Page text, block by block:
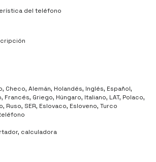
del teléfono
Checo, Alemán, Holandés, Inglés, Español,
Francés, Griego, Húngaro, Italiano, LAT, Polaco,
Ruso, SER, Eslovaco, Esloveno, Turco
calculadora